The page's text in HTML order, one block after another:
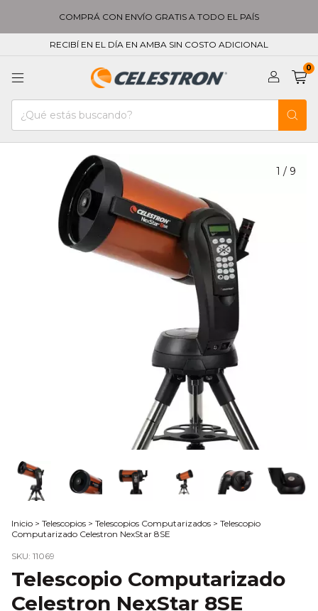
COMPRÁ CON ENVÍO GRATIS A TODO EL PAÍS
RECIBÍ EN EL DÍA EN AMBA SIN COSTO ADICIONAL
0
1 / 9
Inicio > Telescopios > Telescopios Computarizados > Telescopio
Computarizado Celestron NexStar 8SE
SKU: 11069
Telescopio Computarizado
Celestron NexStar 8SE